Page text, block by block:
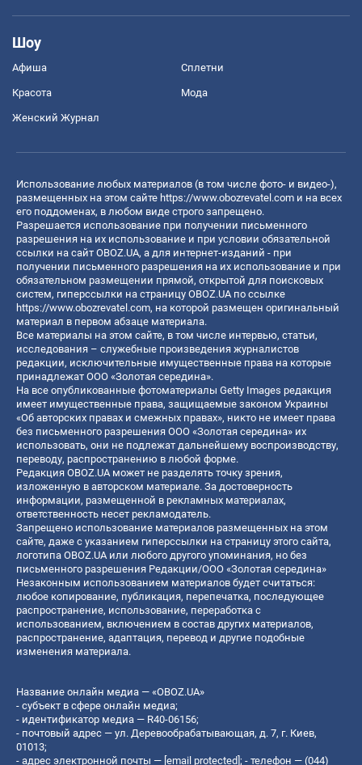
Шоу
Афиша Сплетни
Красота Мода
Женский Журнал
Использование любых материалов (в том числе фото- и видео-),
размещенных на этом сайте https://www.obozrevatel.com и на всех
его поддоменах, в любом виде строго запрещено.
Разрешается использование при получении письменного
разрешения на их использование и при условии обязательной
ссылки на сайт OBOZ.UA, а для интернет-изданий - при
получении письменного разрешения на их использование и при
обязательном размещении прямой, открытой для поисковых
систем, гиперссылки на страницу OBOZ.UA по ссылке
https://www.obozrevatel.com, на которой размещен оригинальный
материал в первом абзаце материала.
Все материалы на этом сайте, в том числе интервью, статьи,
исследования – служебные произведения журналистов
редакции, исключительные имущественные права на которые
принадлежат ООО «Золотая середина».
На все опубликованные фотоматериалы Getty Images редакция
имеет имущественные права, защищаемые законом Украины
«Об авторских правах и смежных правах», никто не имеет права
без письменного разрешения ООО «Золотая середина» их
использовать, они не подлежат дальнейшему воспроизводству,
переводу, распространению в любой форме.
Редакция OBOZ.UA может не разделять точку зрения,
изложенную в авторском материале. За достоверность
информации, размещенной в рекламных материалах,
ответственность несет рекламодатель.
Запрещено использование материалов размещенных на этом
сайте, даже с указанием гиперссылки на страницу этого сайта,
логотипа OBOZ.UA или любого другого упоминания, но без
письменного разрешения Редакции/ООО «Золотая середина»
Незаконным использованием материалов будет считаться:
любое копирование, публикация, перепечатка, последующее
распространение, использование, переработка с
использованием, включением в состав других материалов,
распространение, адаптация, перевод и другие подобные
изменения материала.
Название онлайн медиа — «OBOZ.UA»
- субъект в сфере онлайн медиа;
- идентификатор медиа — R40-06156;
- почтовый адрес — ул. Деревообрабатывающая, д. 7, г. Киев,
01013;
- адрес электронной почты — [email protected]; - телефон — (044)